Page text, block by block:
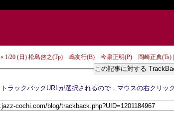
« 1/20 (日) 松島啓之(Tp) 嶋友行(B) 今泉正明(P) 岡崎正典(Ts)|
この記事に対する